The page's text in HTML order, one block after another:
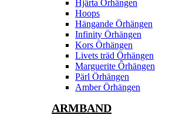
Hjärta Örhängen
Hoops
Hängande Örhängen
Infinity Örhängen
Kors Örhängen
Livets träd Örhängen
Marguerite Ôrhängen
Pärl Örhängen
Amber Örhängen
ARMBAND